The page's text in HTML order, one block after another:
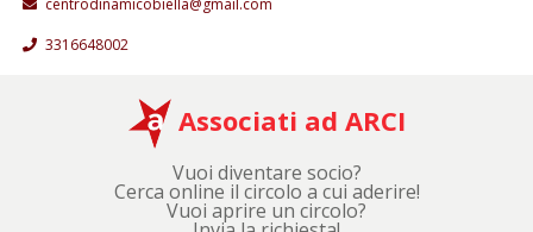
3316648002
Associati ad ARCI
Vuoi diventare socio?
Cerca online il circolo a cui aderire!
Vuoi aprire un circolo?